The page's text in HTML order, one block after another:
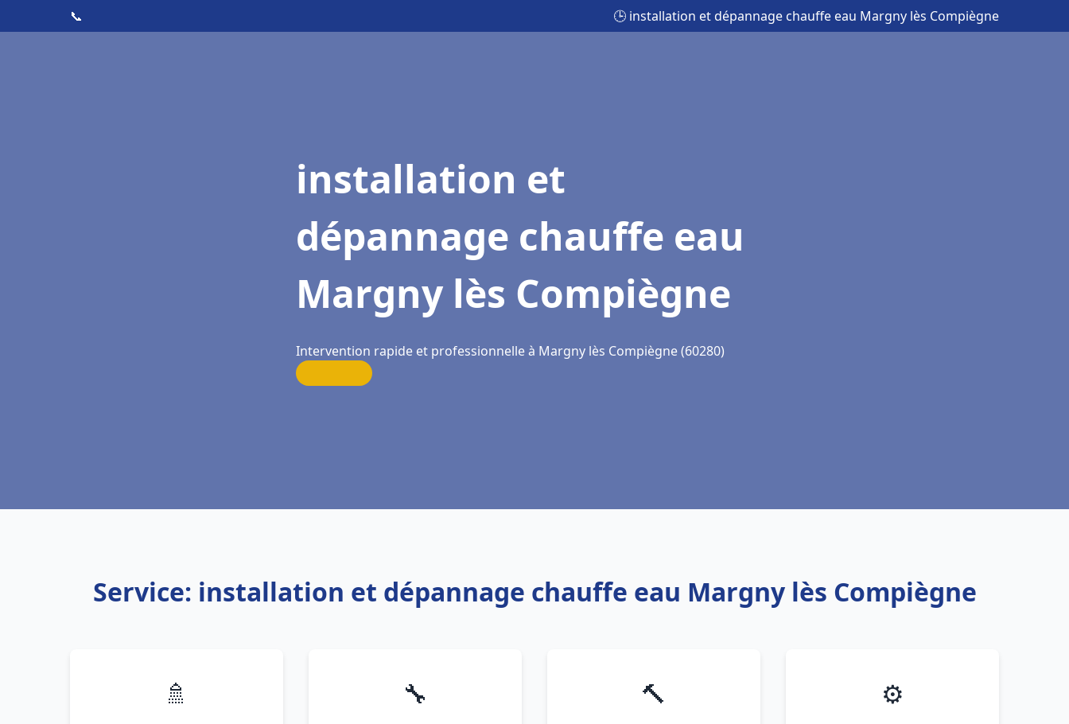
📞 🕒 installation et dépannage chauffe eau Margny lès Compiègne
installation et
dépannage chauffe eau
Margny lès Compiègne
Intervention rapide et professionnelle à Margny lès Compiègne (60280)
Service: installation et dépannage chauffe eau Margny lès Compiègne
🚿 🔧 🔨 ⚙️